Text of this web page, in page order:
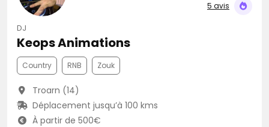
5 avis
DJ
Keops Animations
Country RNB Zouk
Troarn (14)
Déplacement jusqu’à 100 kms
À partir de 500€